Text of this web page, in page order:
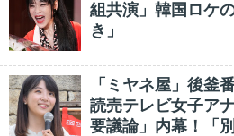
組共演」韓国ロケ
き」
「ミヤネ屋」後釜
読売テレビ女子ア
要議論」内幕！「